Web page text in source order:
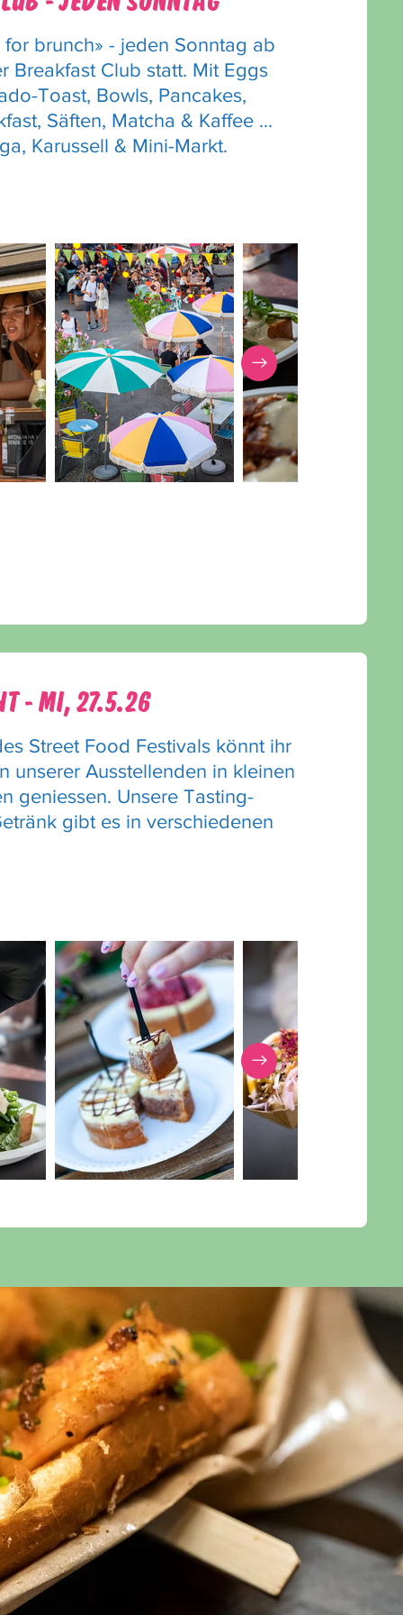
for brunch» - jeden Sonntag ab
Breakfast Club statt. Mit Eggs
Toast, Bowls, Pancakes,
Säften, Matcha & Kaffee ...
Karussell & Mini-Markt.
- MI, 27.5.26
Street Food Festivals könnt ihr
unserer Ausstellenden in kleinen
geniessen. Unsere Tasting-
gibt es in verschiedenen